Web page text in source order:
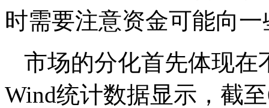
时需要注意资金可能向
市场的分化首先体现在
Wind统计数据显示，截